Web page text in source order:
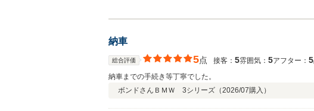
納車
総合評価 5点 接客： 5雰囲気： 5アフター： 5
納車までの手続き等丁寧でした。
ボンドさん ＢＭＷ 3シリーズ（2026/07購入）